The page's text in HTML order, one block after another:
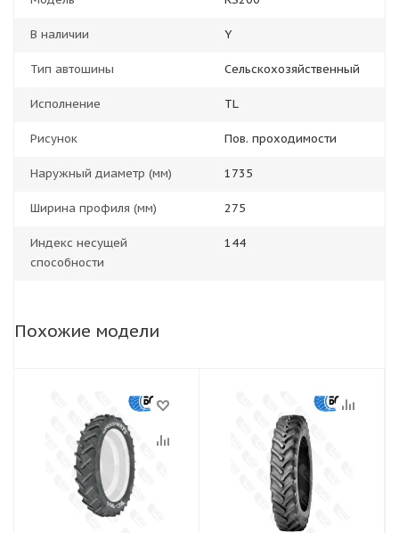
В наличии Y
Тип автошины Сельскохозяйственный
Исполнение TL
Рисунок Пов. проходимости
Наружный диаметр (мм) 1735
Ширина профиля (мм) 275
Индекс несущей
способности
144
Похожие модели